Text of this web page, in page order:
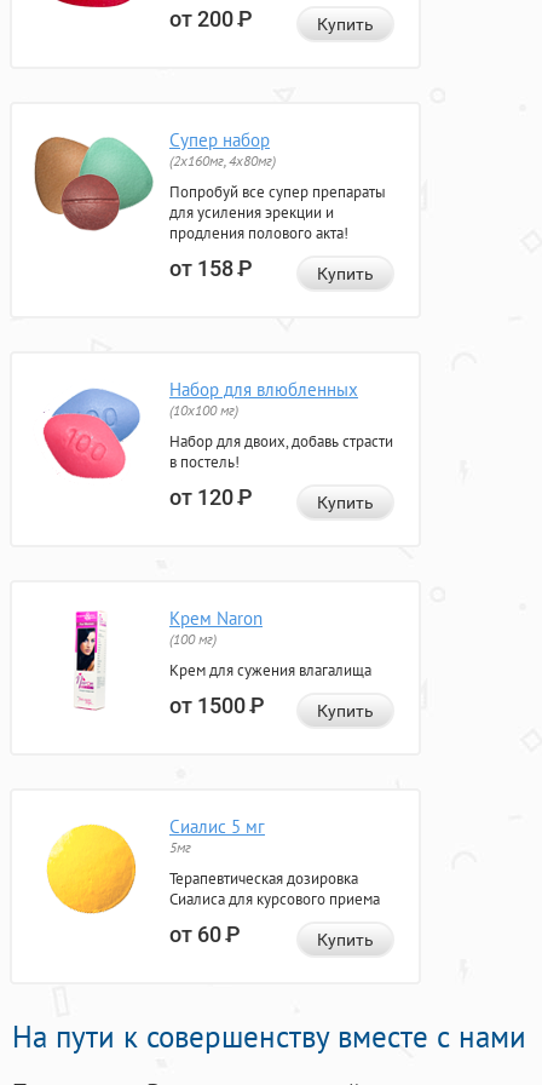
от 200Р Купить
Супер набор
(2х160мг, 4х80мг)
Попробуй все супер препараты
для усиления эрекции и
продления полового акта!
от 158Р Купить
Набор для влюбленных
(10х100 мг)
Набор для двоих, добавь страсти
в постель!
от 120Р Купить
Крем Naron
(100 мг)
Крем для сужения влагалища
от 1500Р Купить
Сиалис 5 мг
5мг
Терапевтическая дозировка
Сиалиса для курсового приема
от 60Р Купить
На пути к совершенству вместе с нами